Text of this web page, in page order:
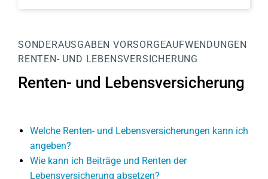
SONDERAUSGABEN VORSORGEAUFWENDUNGEN
RENTEN- UND LEBENSVERSICHERUNG
Renten- und Lebensversicherung
Welche Renten- und Lebensversicherungen kann ich
angeben?
Wie kann ich Beiträge und Renten der
Lebensversicherung absetzen?